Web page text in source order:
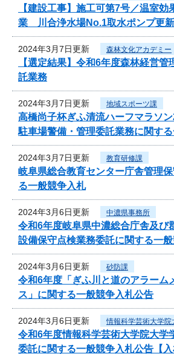
【建設工事】施工可第7号／温室効
業 川合浄水場No.1取水ポンプ更
2024年3月7日更新 森林文化アカデミー
【選定結果】令和6年度森林経営管
託業務
2024年3月7日更新 地域スポーツ課
高橋尚子杯ぎふ清流ハーフマラソン
駐車場警備・管理委託業務に関す
2024年3月7日更新 教育研修課
岐阜県総合教育センター庁舎管理
る一般競争入札
2024年3月6日更新 中濃県事務所
令和6年度岐阜県中濃総合庁舎及び
設備保守点検業務委託に関する一
2024年3月6日更新 砂防課
令和6年度「ぎふ川と道のアラーム
ス」に関する一般競争入札公告
2024年3月6日更新 情報科学芸術大学院
令和6年度情報科学芸術大学院大学
委託に関する一般競争入札公告【入